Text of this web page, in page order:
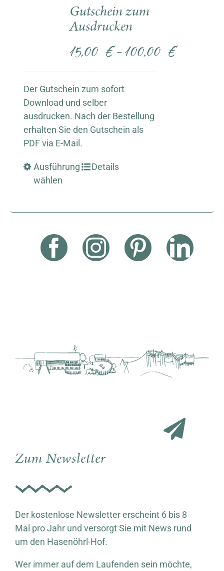
Gutschein zum
Ausdrucken
15,00€ – 100,00€
Der Gutschein zum sofort
Download und selber
ausdrucken. Nach der Bestellung
erhalten Sie den Gutschein als
PDF via E-Mail.
Ausführung
wählen
Details
Zum Newsletter
Der kostenlose Newsletter erscheint 6 bis 8
Mal pro Jahr und versorgt Sie mit News rund
um den Hasenöhrl-Hof.
Wer immer auf dem Laufenden sein möchte,